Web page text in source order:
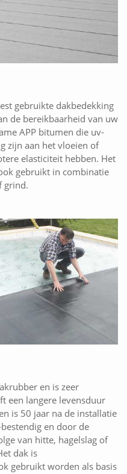
gebruikte dakbedekking
de bereikbaarheid van uw
APP bitumen die uv-
zijn aan het vloeien of
elasticiteit hebben. Het
gebruikt in combinatie
grind.
en is zeer
een langere levensduur
is 50 jaar na de installatie
en door de
van hitte, hagelslag of
dak is
gebruikt worden als basis